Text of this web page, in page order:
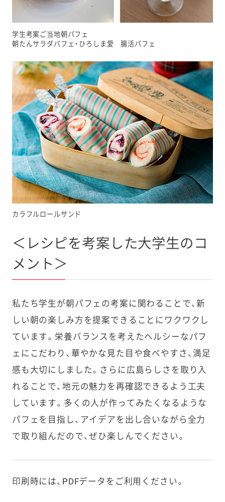
学生考案ご当地朝パフェ
朝たんサラダパフェ・ひろしま愛 腸活パフェ
カラフルロールサンド
＜レシピを考案した大学生のコ
メント＞
私たち学生が朝パフェの考案に関わることで、新
しい朝の楽しみ方を提案できることにワクワクし
ています。栄養バランスを考えたヘルシーなパフ
ェにこだわり、華やかな見た目や食べやすさ、満足
感も大切にしました。さらに広島らしさを取り入
れることで、地元の魅力を再確認できるよう工夫
しています。多くの人が作ってみたくなるような
パフェを目指し、アイデアを出し合いながら全力
で取り組んだので、ぜひ楽しんでください。
印刷時には、PDFデータをご利用ください。